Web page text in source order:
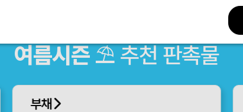
여름시즌⛱ 추천 판촉물
부채